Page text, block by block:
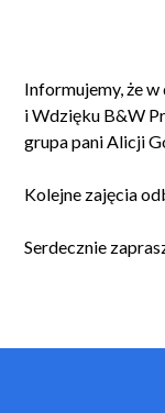
Informujemy, że
i Wdzięku B&W
grupa pani Alicji
Kolejne zajęcia
Serdecznie